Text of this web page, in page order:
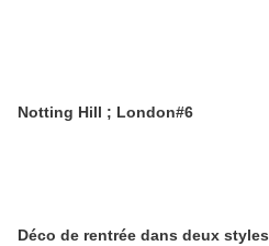
Notting Hill ; London#6
Déco de rentrée dans deux styles